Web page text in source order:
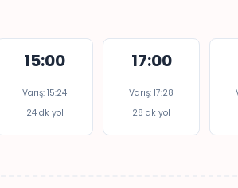
15:00
Varış: 15:24
24 dk yol
17:00
Varış: 17:28
28 dk yol